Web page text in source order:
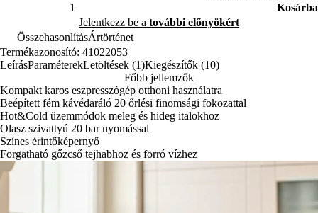
Kosárba
Jelentkezz be a további előnyökért
ÖsszehasonlításÁrtörténet
Termékazonosító: 41022053
LeírásParaméterekLetöltések (1)Kiegészítők (10)
Főbb jellemzők
Kompakt karos eszpresszógép otthoni használatra
Beépített fém kávédaráló 20 őrlési finomsági fokozattal
Hot&Cold üzemmódok meleg és hideg italokhoz
Olasz szivattyú 20 bar nyomással
Színes érintőképernyő
Forgatható gőzcső tejhabhoz és forró vízhez